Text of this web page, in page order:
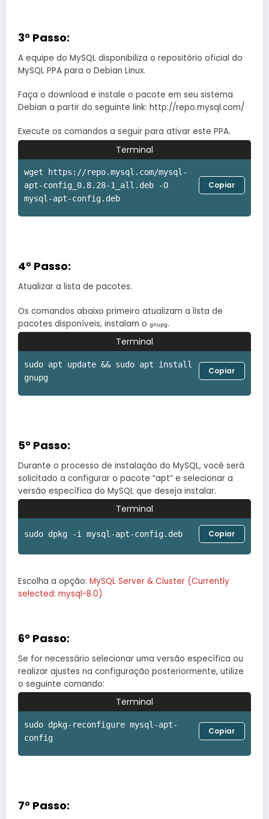
3° Passo:
A equipe do MySQL disponibiliza o repositório oficial do
MySQL PPA para o Debian Linux.
Faça o download e instale o pacote em seu sistema
Debian a partir do seguinte link: http://repo.mysql.com/
Execute os comandos a seguir para ativar este PPA.
Terminal
wget https://repo.mysql.com/mysql-
apt-config_0.8.28-1_all.deb -O
mysql-apt-config.deb
Copiar
4° Passo:
Atualizar a lista de pacotes.
Os comandos abaixo primeiro atualizam a lista de
pacotes disponíveis, instalam o gnupg.
Terminal
sudo apt update && sudo apt install
gnupg
Copiar
5° Passo:
Durante o processo de instalação do MySQL, você será
solicitado a configurar o pacote “apt” e selecionar a
versão específica do MySQL que deseja instalar.
Terminal
sudo dpkg -i mysql-apt-config.deb Copiar
Escolha a opção: MySQL Server & Cluster (Currently
selected: mysql-8.0)
6° Passo:
Se for necessário selecionar uma versão específica ou
realizar ajustes na configuração posteriormente, utilize
o seguinte comando:
Terminal
sudo dpkg-reconfigure mysql-apt-
config
Copiar
7° Passo: